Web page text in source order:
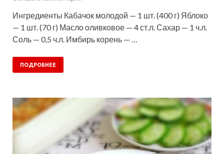
Ингредиенты Кабачок молодой — 1 шт. (400 г) Яблоко
— 1 шт. (70 г) Масло оливковое — 4 ст.л. Сахар — 1 ч.л.
Соль — 0,5 ч.л. Имбирь корень — …
ПОДРОБНЕЕ